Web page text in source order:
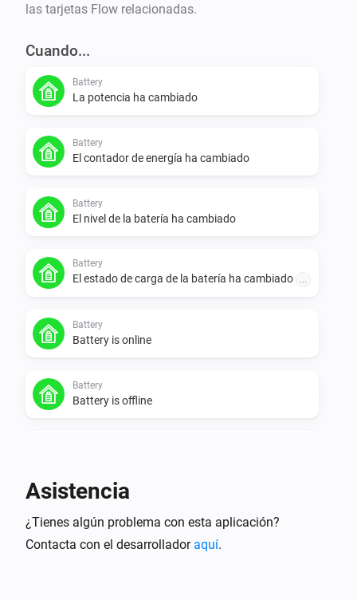
las tarjetas Flow relacionadas.
Cuando...
Battery
La potencia ha cambiado
Battery
El contador de energía ha cambiado
Battery
El nivel de la batería ha cambiado
Battery
El estado de carga de la batería ha cambiado
Battery
Battery is online
Battery
Battery is offline
Dynamic load balancing balancing deactivated
Asistencia
¿Tienes algún problema con esta aplicación?
Contacta con el desarrollador aquí.